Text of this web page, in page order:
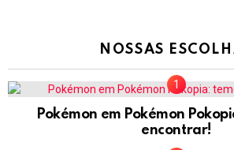
NOSSAS
Pokémon em Pokémon
encontrar!